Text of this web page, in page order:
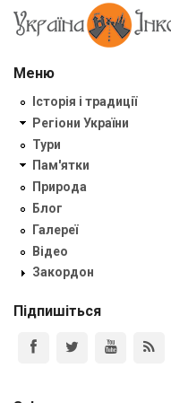
Меню
Історія і традиції
Регіони України
Тури
Пам'ятки
Природа
Блог
Галереї
Відео
Закордон
Підпишіться